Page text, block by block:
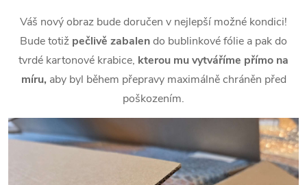
Váš nový obraz bude doručen v nejlepší možné kondici!
Bude totiž pečlivě zabalendo bublinkové fólie a pak do
tvrdé kartonové krabice, kterou mu vytváříme přímo na
míru, aby byl během přepravy maximálně chráněn před
poškozením.